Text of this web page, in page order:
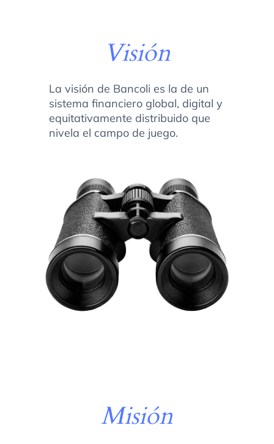
Visión
La visión de Bancoli es la de un
sistema financiero global, digital y
equitativamente distribuido que
nivela el campo de juego.
Misión